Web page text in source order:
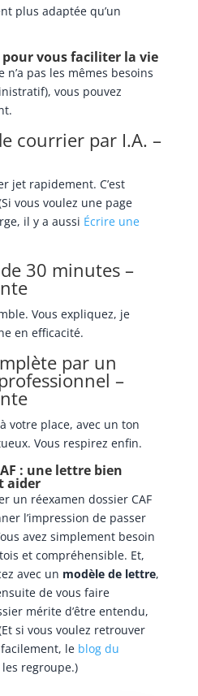
plus adaptée qu’un
pour vous faciliter la vie
pas les mêmes besoins
vous pouvez
courrier par I.A. –
jet rapidement. C’est
vous voulez une page
il y a aussi Écrire une
30 minutes –
Vous expliquez, je
en efficacité.
par un
–
votre place, avec un ton
Vous respirez enfin.
: une lettre bien
aider
un réexamen dossier CAF
l’impression de passer
avez simplement besoin
et compréhensible. Et,
avec un modèle de lettre,
de vous faire
mérite d’être entendu,
si vous voulez retrouver
le blog du
regroupe.)